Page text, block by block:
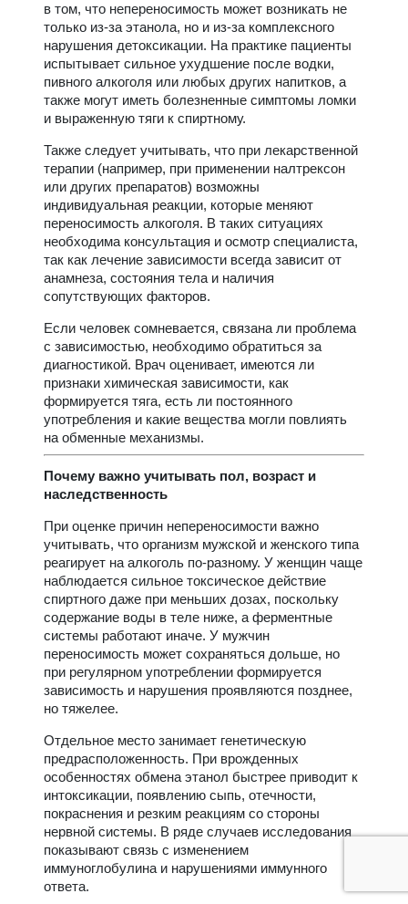
в том, что непереносимость может возникать не
только из-за этанола, но и из-за комплексного
нарушения детоксикации. На практике пациенты
испытывает сильное ухудшение после водки,
пивного алкоголя или любых других напитков, а
также могут иметь болезненные симптомы ломки
и выраженную тяги к спиртному.
Также следует учитывать, что при лекарственной
терапии (например, при применении налтрексон
или других препаратов) возможны
индивидуальная реакции, которые меняют
переносимость алкоголя. В таких ситуациях
необходима консультация и осмотр специалиста,
так как лечение зависимости всегда зависит от
анамнеза, состояния тела и наличия
сопутствующих факторов.
Если человек сомневается, связана ли проблема
с зависимостью, необходимо обратиться за
диагностикой. Врач оценивает, имеются ли
признаки химическая зависимости, как
формируется тяга, есть ли постоянного
употребления и какие вещества могли повлиять
на обменные механизмы.
Почему важно учитывать пол, возраст и
наследственность
При оценке причин непереносимости важно
учитывать, что организм мужской и женского типа
реагирует на алкоголь по-разному. У женщин чаще
наблюдается сильное токсическое действие
спиртного даже при меньших дозах, поскольку
содержание воды в теле ниже, а ферментные
системы работают иначе. У мужчин
переносимость может сохраняться дольше, но
при регулярном употреблении формируется
зависимость и нарушения проявляются позднее,
но тяжелее.
Отдельное место занимает генетическую
предрасположенность. При врожденных
особенностях обмена этанол быстрее приводит к
интоксикации, появлению сыпь, отечности,
покраснения и резким реакциям со стороны
нервной системы. В ряде случаев исследования
показывают связь с изменением
иммуноглобулина и нарушениями иммунного
ответа.